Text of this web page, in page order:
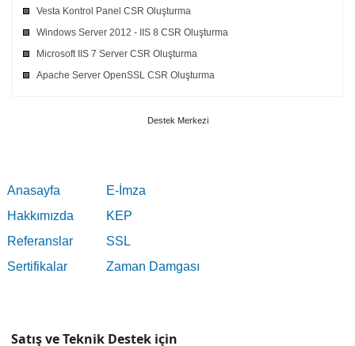
Vesta Kontrol Panel CSR Oluşturma
Windows Server 2012 - IIS 8 CSR Oluşturma
Microsoft IIS 7 Server CSR Oluşturma
Apache Server OpenSSL CSR Oluşturma
Destek Merkezi
Anasayfa
Hakkımızda
Referanslar
Sertifikalar
E-İmza
KEP
SSL
Zaman Damgası
Satış ve Teknik Destek için